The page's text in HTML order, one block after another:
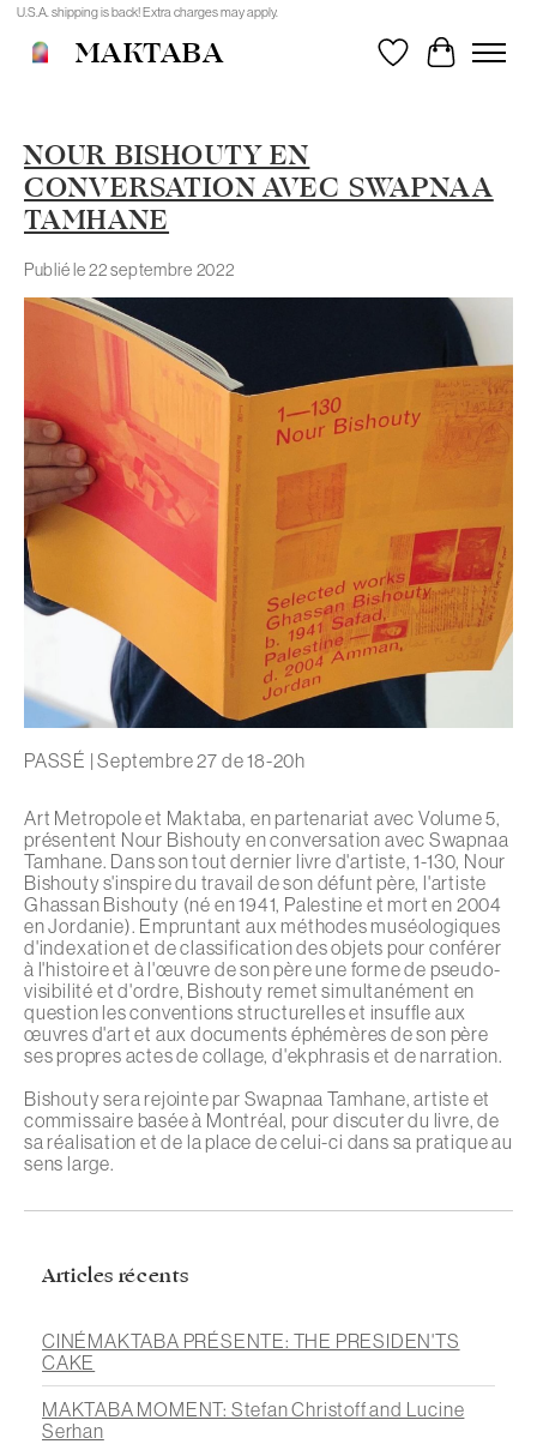
U.S.A. shipping is back! Extra charges may apply.
MAKTABA Liste de souhaits
Panier
NOUR BISHOUTY EN
CONVERSATION AVEC SWAPNAA
TAMHANE
Publié le22 septembre 2022
PASSÉ | Septembre 27 de 18-20h
Art Metropole et Maktaba, en partenariat avec Volume 5,
présentent Nour Bishouty en conversation avec Swapnaa
Tamhane. Dans son tout dernier livre d'artiste, 1-130, Nour
Bishouty s'inspire du travail de son défunt père, l'artiste
Ghassan Bishouty (né en 1941, Palestine et mort en 2004
en Jordanie). Empruntant aux méthodes muséologiques
d'indexation et de classification des objets pour conférer
à l'histoire et à l'œuvre de son père une forme de pseudo-
visibilité et d'ordre, Bishouty remet simultanément en
question les conventions structurelles et insuffle aux
œuvres d'art et aux documents éphémères de son père
ses propres actes de collage, d'ekphrasis et de narration.
Bishouty sera rejointe par Swapnaa Tamhane, artiste et
commissaire basée à Montréal, pour discuter du livre, de
sa réalisation et de la place de celui-ci dans sa pratique au
sens large.
Articles récents
CINÉMAKTABA PRÉSENTE: THE PRESIDEN'TS
CAKE
MAKTABA MOMENT: Stefan Christoff and Lucine
Serhan